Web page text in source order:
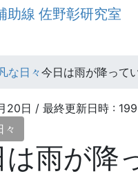
助線 佐野彰研究室
な日々今日は雨が降って
20日 / 最終更新日時 :
々
は雨が降